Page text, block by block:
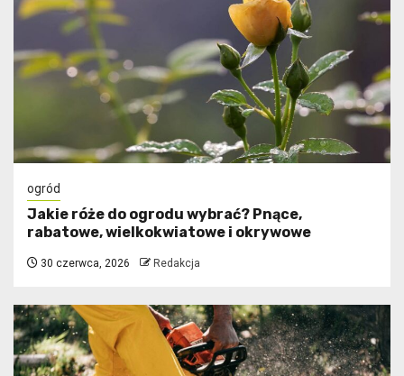
ogród
Jakie róże do ogrodu wybrać? Pnące,
rabatowe, wielkokwiatowe i okrywowe
30 czerwca, 2026 Redakcja